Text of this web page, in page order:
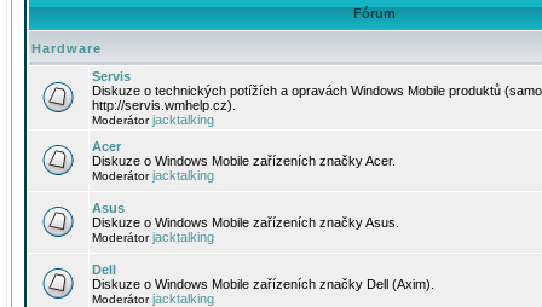
Fórum
Hardware
Servis
Diskuze o technických potížích a opravách Windows Mobile produktů
http://servis.wmhelp.cz).
Moderátorjacktalking
Acer
Diskuze o Windows Mobile zařízeních značky Acer.
Moderátorjacktalking
Asus
Diskuze o Windows Mobile zařízeních značky Asus.
Moderátorjacktalking
Dell
Diskuze o Windows Mobile zařízeních značky Dell (Axim).
Moderátorjacktalking